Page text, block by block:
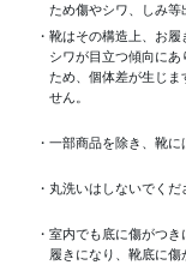
ため傷やシワ、しみ等
・靴はその構造上、お
シワが目立つ傾向に
ため、個体差が生じま
せん。
・一部商品を除き、靴
・丸洗いはしないでくだ
・室内でも底に傷がつ
履きになり、靴底に傷